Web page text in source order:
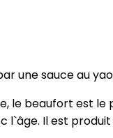
une sauce au
le beaufort est le
Il est